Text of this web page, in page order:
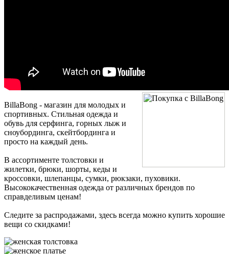
BillaBong - магазин для молодых и
спортивных. Стильная одежда и
обувь для серфинга, горных лыж и
сноубординга, скейтбординга и
просто на каждый день.
В ассортименте толстовки и
жилетки, брюки, шорты, кеды и
кроссовки, шлепанцы, сумки, рюкзаки, пуховики.
Высококачественная одежда от различных брендов по
справделивым ценам!
Следите за распродажами, здесь всегда можно купить хорошие
вещи со скидками!